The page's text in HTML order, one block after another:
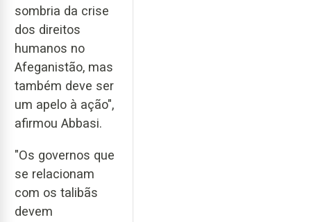
sombria da crise
dos direitos
humanos no
Afeganistão, mas
também deve ser
um apelo à ação",
afirmou Abbasi.
"Os governos que
se relacionam
com os talibãs
devem